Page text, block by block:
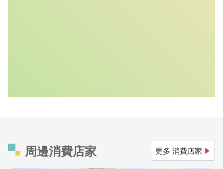
周邊消費店家 更多 消費店家